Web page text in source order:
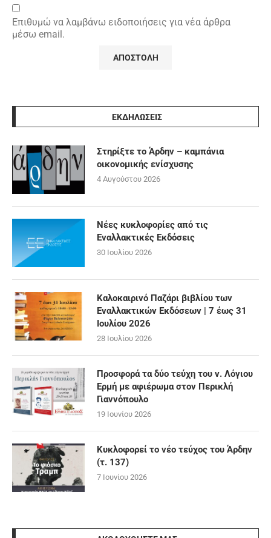
Επιθυμώ να λαμβάνω ειδοποιήσεις για νέα άρθρα
μέσω email.
ΕΚΔΗΛΩΣΕΙΣ
Στηρίξτε το Άρδην – καμπάνια
οικονομικής ενίσχυσης
4 Αυγούστου 2026
Νέες κυκλοφορίες από τις
Εναλλακτικές Εκδόσεις
30 Ιουλίου 2026
Καλοκαιρινό Παζάρι βιβλίου των
Εναλλακτικών Εκδόσεων | 7 έως 31
Ιουλίου 2026
28 Ιουλίου 2026
Προσφορά τα δύο τεύχη του ν. Λόγιου
Ερμή με αφιέρωμα στον Περικλή
Γιαννόπουλο
19 Ιουνίου 2026
Κυκλοφορεί το νέο τεύχος του Άρδην
(τ. 137)
7 Ιουνίου 2026